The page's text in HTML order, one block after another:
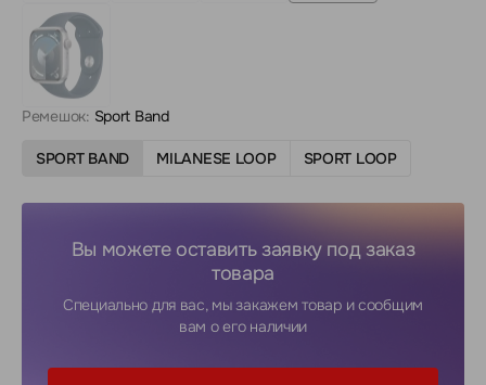
Ремешок: Sport Band
SPORT BAND MILANESE LOOP SPORT LOOP
Вы можете оставить заявку под заказ
товара
Специально для вас, мы закажем товар и сообщим
вам о его наличии